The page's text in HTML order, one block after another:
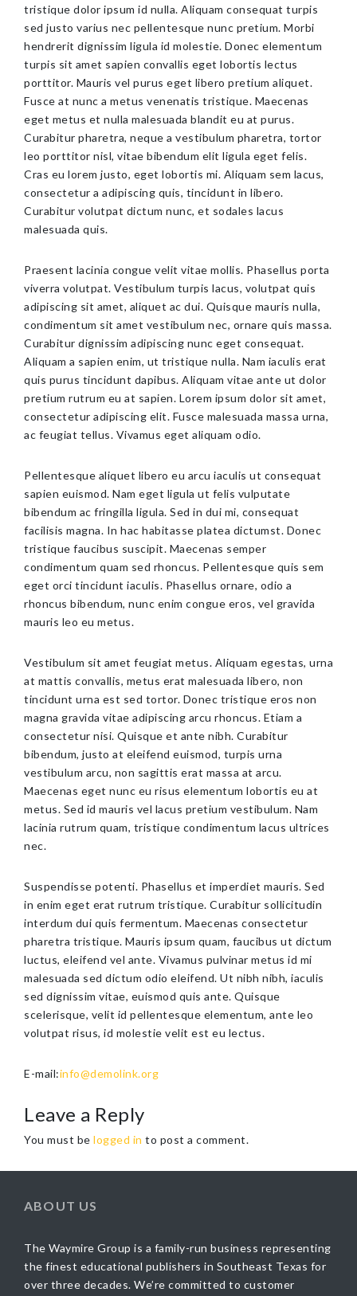
tristique dolor ipsum id nulla. Aliquam consequat turpis
sed justo varius nec pellentesque nunc pretium. Morbi
hendrerit dignissim ligula id molestie. Donec elementum
turpis sit amet sapien convallis eget lobortis lectus
porttitor. Mauris vel purus eget libero pretium aliquet.
Fusce at nunc a metus venenatis tristique. Maecenas
eget metus et nulla malesuada blandit eu at purus.
Curabitur pharetra, neque a vestibulum pharetra, tortor
leo porttitor nisl, vitae bibendum elit ligula eget felis.
Cras eu lorem justo, eget lobortis mi. Aliquam sem lacus,
consectetur a adipiscing quis, tincidunt in libero.
Curabitur volutpat dictum nunc, et sodales lacus
malesuada quis.
Praesent lacinia congue velit vitae mollis. Phasellus porta
viverra volutpat. Vestibulum turpis lacus, volutpat quis
adipiscing sit amet, aliquet ac dui. Quisque mauris nulla,
condimentum sit amet vestibulum nec, ornare quis massa.
Curabitur dignissim adipiscing nunc eget consequat.
Aliquam a sapien enim, ut tristique nulla. Nam iaculis erat
quis purus tincidunt dapibus. Aliquam vitae ante ut dolor
pretium rutrum eu at sapien. Lorem ipsum dolor sit amet,
consectetur adipiscing elit. Fusce malesuada massa urna,
ac feugiat tellus. Vivamus eget aliquam odio.
Pellentesque aliquet libero eu arcu iaculis ut consequat
sapien euismod. Nam eget ligula ut felis vulputate
bibendum ac fringilla ligula. Sed in dui mi, consequat
facilisis magna. In hac habitasse platea dictumst. Donec
tristique faucibus suscipit. Maecenas semper
condimentum quam sed rhoncus. Pellentesque quis sem
eget orci tincidunt iaculis. Phasellus ornare, odio a
rhoncus bibendum, nunc enim congue eros, vel gravida
mauris leo eu metus.
Vestibulum sit amet feugiat metus. Aliquam egestas, urna
at mattis convallis, metus erat malesuada libero, non
tincidunt urna est sed tortor. Donec tristique eros non
magna gravida vitae adipiscing arcu rhoncus. Etiam a
consectetur nisi. Quisque et ante nibh. Curabitur
bibendum, justo at eleifend euismod, turpis urna
vestibulum arcu, non sagittis erat massa at arcu.
Maecenas eget nunc eu risus elementum lobortis eu at
metus. Sed id mauris vel lacus pretium vestibulum. Nam
lacinia rutrum quam, tristique condimentum lacus ultrices
nec.
Suspendisse potenti. Phasellus et imperdiet mauris. Sed
in enim eget erat rutrum tristique. Curabitur sollicitudin
interdum dui quis fermentum. Maecenas consectetur
pharetra tristique. Mauris ipsum quam, faucibus ut dictum
luctus, eleifend vel ante. Vivamus pulvinar metus id mi
malesuada sed dictum odio eleifend. Ut nibh nibh, iaculis
sed dignissim vitae, euismod quis ante. Quisque
scelerisque, velit id pellentesque elementum, ante leo
volutpat risus, id molestie velit est eu lectus.
E-mail:info@demolink.org
Leave a Reply
You must be logged in to post a comment.
ABOUT US
The Waymire Group is a family-run business representing
the finest educational publishers in Southeast Texas for
over three decades. We’re committed to customer